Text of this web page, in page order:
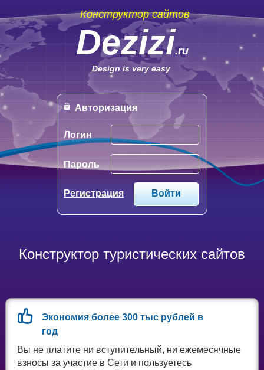
Конструктор сайтов
Dezizi.ru
Design is very easy
Авторизация
Логин
Пароль
Регистрация
Конструктор туристических сайтов
Экономия более 300 тыс рублей в
год
Вы не платите ни вступительный, ни ежемесячные
взносы за участие в Сети и пользуетесь